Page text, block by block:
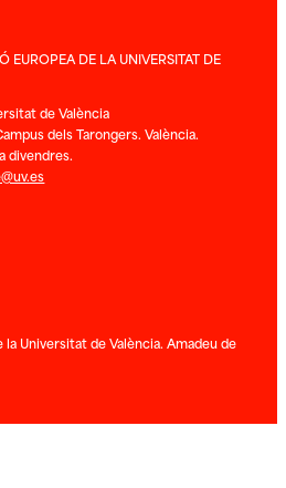
EUROPEA DE LA UNIVERSITAT DE
de València
dels Tarongers. València.
divendres.
Universitat de València. Amadeu de